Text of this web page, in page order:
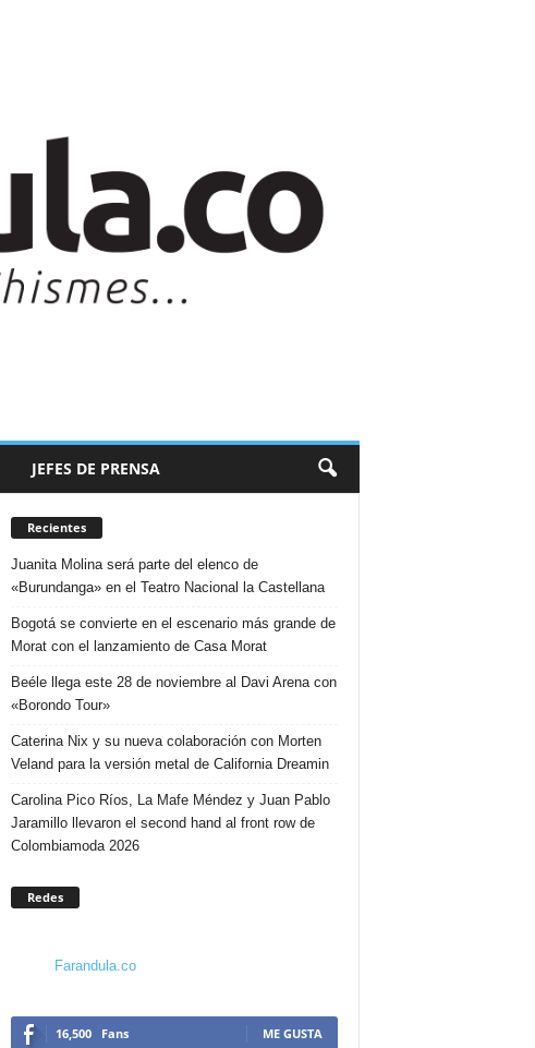
JEFES DE PRENSA
Recientes
Juanita Molina será parte del elenco de
«Burundanga» en el Teatro Nacional la Castellana
Bogotá se convierte en el escenario más grande de
Morat con el lanzamiento de Casa Morat
Beéle llega este 28 de noviembre al Davi Arena con
«Borondo Tour»
Caterina Nix y su nueva colaboración con Morten
Veland para la versión metal de California Dreamin
Carolina Pico Ríos, La Mafe Méndez y Juan Pablo
Jaramillo llevaron el second hand al front row de
Colombiamoda 2026
Redes
Farandula.co
16,500 Fans ME GUSTA